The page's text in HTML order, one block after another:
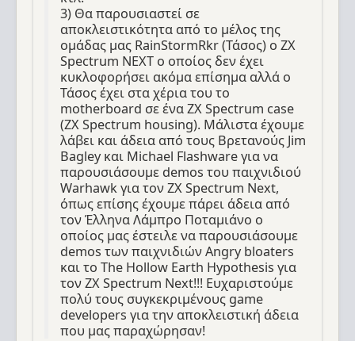
3) Θα παρουσιαστεί σε
αποκλειστικότητα από το μέλος της
ομάδας μας RainStormRkr (Τάσος) ο ZX
Spectrum NEXT ο οποίος δεν έχει
κυκλοφορήσει ακόμα επίσημα αλλά ο
Τάσος έχει στα χέρια του το
motherboard σε ένα ZX Spectrum case
(ZX Spectrum housing). Μάλιστα έχουμε
λάβει και άδεια από τους Βρετανούς Jim
Bagley και Michael Flashware για να
παρουσιάσουμε demos του παιχνιδιού
Warhawk για τον ZX Spectrum Next,
όπως επίσης έχουμε πάρει άδεια από
τον Έλληνα Λάμπρο Ποταμιάνο ο
οποίος μας έστειλε να παρουσιάσουμε
demos των παιχνιδιών Angry bloaters
και το The Hollow Earth Hypothesis για
τον ZX Spectrum Next!!! Ευχαριστούμε
πολύ τους συγκεκριμένους game
developers για την αποκλειστική άδεια
που μας παραχώρησαν!